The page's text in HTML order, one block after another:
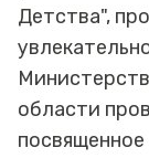
Детства",
области